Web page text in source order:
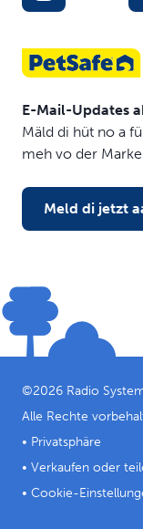
E-Mail-Updates
Mäld di hüt no a
meh vo der
Meld di jetzt
©2026 Radio
Alle Rechte
• Privatsphäre
• Verkaufen oder
• Cookie-